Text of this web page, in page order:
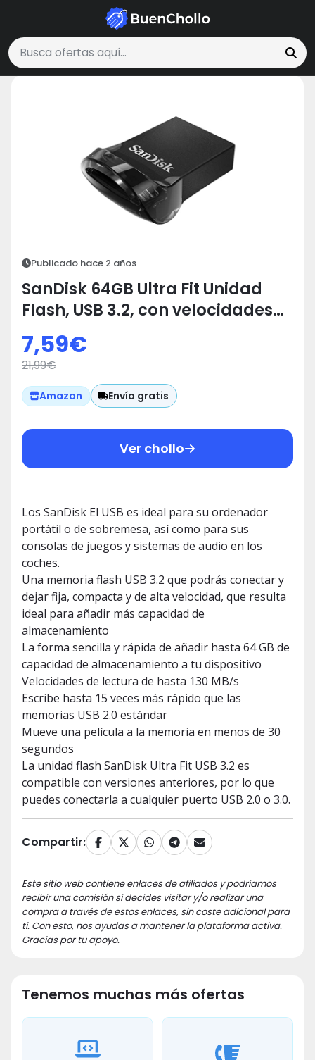
Buscar ofertas
Tecnología y ElectrónicaSanDisk 64GB Ultra Fit Unidad Flash, USB
Publicado hace 2 años
SanDisk 64GB Ultra Fit Unidad
Flash, USB 3.2, con velocidades
de transferencia hasta 130 MB/s
7,59€
21,99€
Amazon Envío gratis
Ver chollo
Los SanDisk El USB es ideal para su ordenador
portátil o de sobremesa, así como para sus
consolas de juegos y sistemas de audio en los
coches.
Una memoria flash USB 3.2 que podrás conectar y
dejar fija, compacta y de alta velocidad, que resulta
ideal para añadir más capacidad de
almacenamiento
La forma sencilla y rápida de añadir hasta 64 GB de
capacidad de almacenamiento a tu dispositivo
Velocidades de lectura de hasta 130 MB/s
Escribe hasta 15 veces más rápido que las
memorias USB 2.0 estándar
Mueve una película a la memoria en menos de 30
segundos
La unidad flash SanDisk Ultra Fit USB 3.2 es
compatible con versiones anteriores, por lo que
puedes conectarla a cualquier puerto USB 2.0 o 3.0.
Compartir:
Este sitio web contiene enlaces de afiliados y podríamos
recibir una comisión si decides visitar y/o realizar una
compra a través de estos enlaces, sin coste adicional para
ti. Con esto, nos ayudas a mantener la plataforma activa.
Gracias por tu apoyo.
Tenemos muchas más ofertas